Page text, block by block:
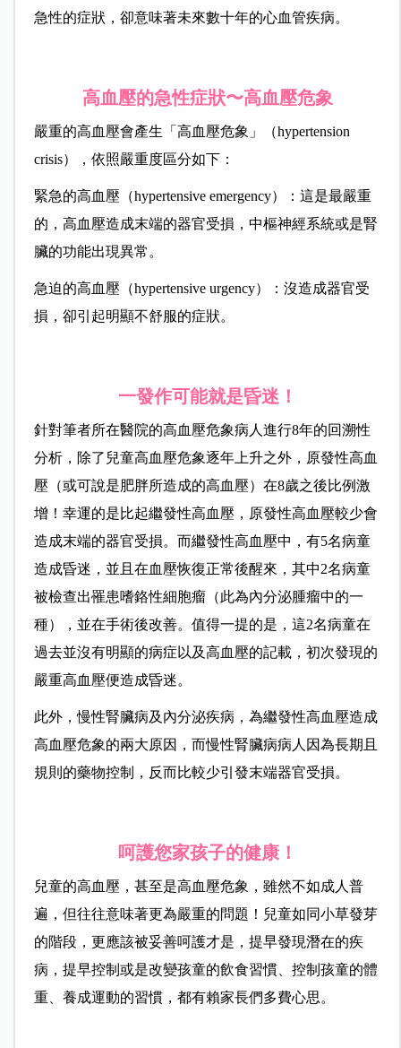
急性的症狀，卻意味著未來數十年的心血管疾病。
高血壓的急性症狀〜高血壓危象
嚴重的高血壓會產生「高血壓危象」（hypertension
crisis），依照嚴重度區分如下：
緊急的高血壓（hypertensive emergency）：這是最嚴重
的，高血壓造成末端的器官受損，中樞神經系統或是腎
臟的功能出現異常。
急迫的高血壓（hypertensive urgency）：沒造成器官受
損，卻引起明顯不舒服的症狀。
一發作可能就是昏迷！
針對筆者所在醫院的高血壓危象病人進行8年的回溯性
分析，除了兒童高血壓危象逐年上升之外，原發性高血
壓（或可說是肥胖所造成的高血壓）在8歲之後比例激
增！幸運的是比起繼發性高血壓，原發性高血壓較少會
造成末端的器官受損。而繼發性高血壓中，有5名病童
造成昏迷，並且在血壓恢復正常後醒來，其中2名病童
被檢查出罹患嗜鉻性細胞瘤（此為內分泌腫瘤中的一
種），並在手術後改善。值得一提的是，這2名病童在
過去並沒有明顯的病症以及高血壓的記載，初次發現的
嚴重高血壓便造成昏迷。
此外，慢性腎臟病及內分泌疾病，為繼發性高血壓造成
高血壓危象的兩大原因，而慢性腎臟病病人因為長期且
規則的藥物控制，反而比較少引發末端器官受損。
呵護您家孩子的健康！
兒童的高血壓，甚至是高血壓危象，雖然不如成人普
遍，但往往意味著更為嚴重的問題！兒童如同小草發芽
的階段，更應該被妥善呵護才是，提早發現潛在的疾
病，提早控制或是改變孩童的飲食習慣、控制孩童的體
重、養成運動的習慣，都有賴家長們多費心思。